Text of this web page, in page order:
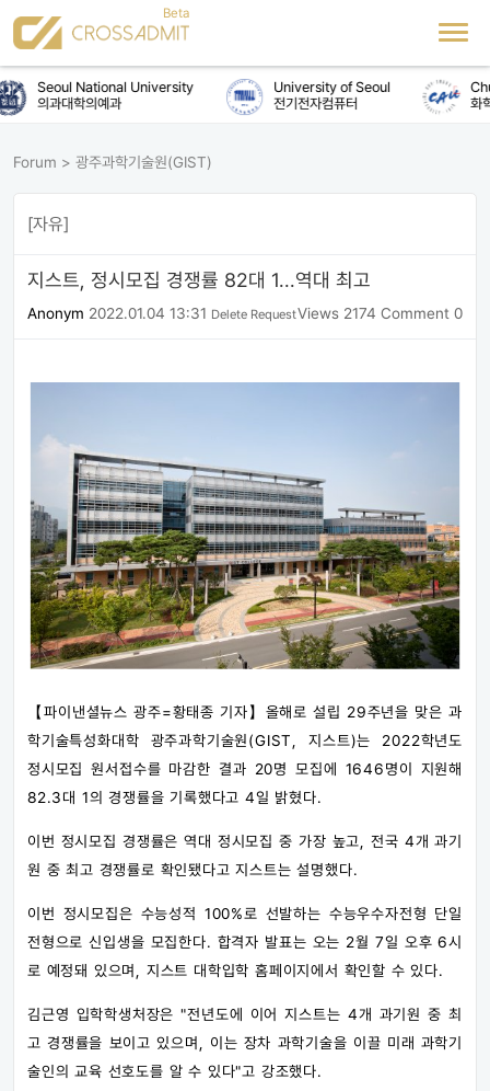
Seoul National University
의과대학의예과
University of Seoul
전기전자컴퓨터
화
Forum > 광주과학기술원(GIST)
[자유]
지스트, 정시모집 경쟁률 82대 1...역대 최고
Anonym 2022.01.04 13:31 Delete RequestViews 2174 Comment 0
【파이낸셜뉴스 광주=황태종 기자】올해로 설립 29주년을 맞은 과
학기술특성화대학 광주과학기술원(GIST, 지스트)는 2022학년도
정시모집 원서접수를 마감한 결과 20명 모집에 1646명이 지원해
82.3대 1의 경쟁률을 기록했다고 4일 밝혔다.
이번 정시모집 경쟁률은 역대 정시모집 중 가장 높고, 전국 4개 과기
원 중 최고 경쟁률로 확인됐다고 지스트는 설명했다.
이번 정시모집은 수능성적 100%로 선발하는 수능우수자전형 단일
전형으로 신입생을 모집한다. 합격자 발표는 오는 2월 7일 오후 6시
로 예정돼 있으며, 지스트 대학입학 홈페이지에서 확인할 수 있다.
김근영 입학학생처장은 "전년도에 이어 지스트는 4개 과기원 중 최
고 경쟁률을 보이고 있으며, 이는 장차 과학기술을 이끌 미래 과학기
술인의 교육 선호도를 알 수 있다"고 강조했다.